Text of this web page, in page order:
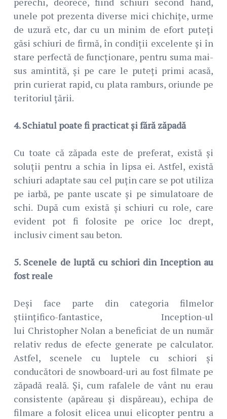
unele pot prezenta diverse mici chichițe, urme
de uzură etc, dar cu un minim de efort puteți
găsi schiuri de firmă, în condiții excelente și în
stare perfectă de funcționare, pentru suma mai-
sus amintită, și pe care le puteți primi acasă,
prin curierat rapid, cu plata ramburs, oriunde pe
teritoriul țării.
4. Schiatul poate fi practicat și fără zăpadă
Cu toate că zăpada este de preferat, există și
soluții pentru a schia în lipsa ei. Astfel, există
schiuri adaptate sau cel puțin care se pot utiliza
pe iarbă, pe pante uscate și pe simulatoare de
schi. După cum există și schiuri cu role, care
evident pot fi folosite pe orice loc drept,
inclusiv ciment sau beton.
5. Scenele de luptă cu schiori din Inception au
fost reale
Deși face parte din categoria filmelor
științifico-fantastice, Inception-ul
lui Christopher Nolan a beneficiat de un număr
relativ redus de efecte generate pe calculator.
Astfel, scenele cu luptele cu schiori și
conducători de snowboard-uri au fost filmate pe
zăpadă reală. Și, cum rafalele de vânt nu erau
consistente (apăreau și dispăreau), echipa de
filmare a folosit elicea unui elicopter pentru a